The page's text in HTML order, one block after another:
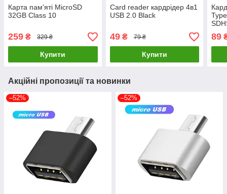
Карта пам'яті MicroSD
32GB Class 10
259 ₴ 329 ₴
Купити
Card reader кардрідер 4в1
USB 2.0 Black
49₴ 79 ₴
Купити
89
Акційні пропозиції та новинки
–52% –52%